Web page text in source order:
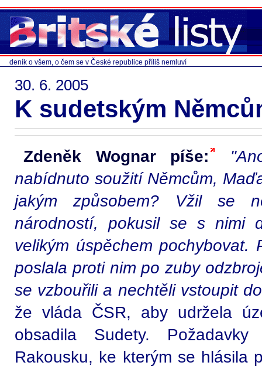
deník o všem, o čem se v České republice příliš nemluví
30. 6. 2005
K sudetským
Zdeněk Wognar píše:
nabídnuto soužití Němcům,
jakým způsobem? Vžil se
národností, pokusil se s nimi
velikým úspěchem pochybovat.
poslala proti nim po zuby
se vzbouřili a nechtěli vstoupit
že vláda ČSR, aby udržela
obsadila Sudety.
Rakousku, ke kterým se hlásila